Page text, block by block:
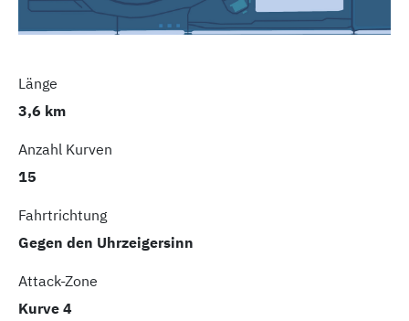
Länge
3,6 km
Anzahl Kurven
15
Fahrtrichtung
Gegen den Uhrzeigersinn
Attack-Zone
Kurve 4